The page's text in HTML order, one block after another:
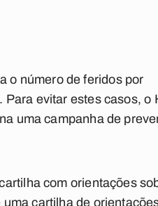
o número de feridos por
evitar estes casos, o
uma campanha de
com orientações
cartilha de